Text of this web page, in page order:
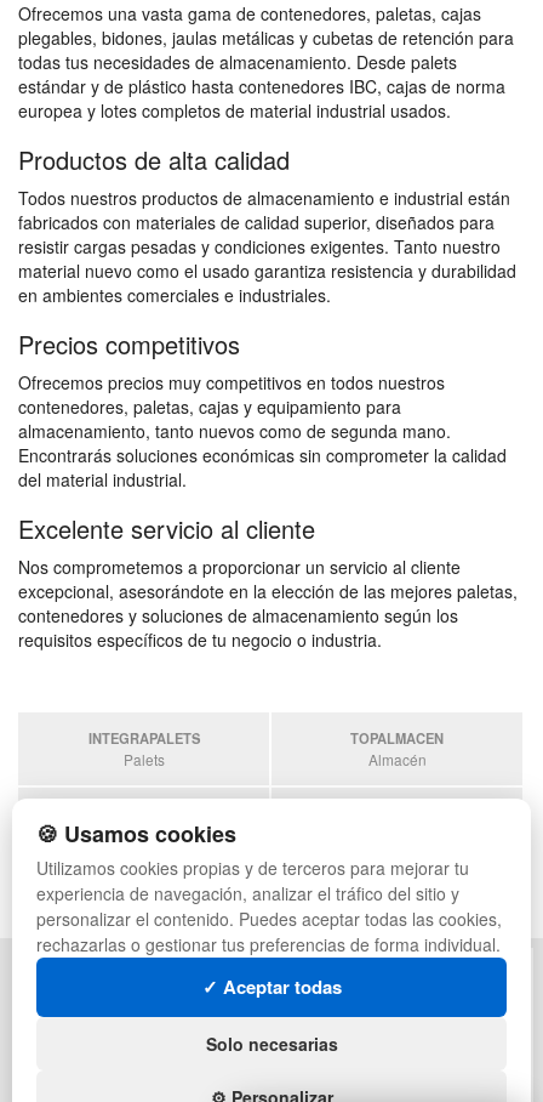
Ofrecemos una vasta gama de contenedores, paletas, cajas
plegables, bidones, jaulas metálicas y cubetas de retención para
todas tus necesidades de almacenamiento. Desde palets
estándar y de plástico hasta contenedores IBC, cajas de norma
europea y lotes completos de material industrial usados.
Productos de alta calidad
Todos nuestros productos de almacenamiento e industrial están
fabricados con materiales de calidad superior, diseñados para
resistir cargas pesadas y condiciones exigentes. Tanto nuestro
material nuevo como el usado garantiza resistencia y durabilidad
en ambientes comerciales e industriales.
Precios competitivos
Ofrecemos precios muy competitivos en todos nuestros
contenedores, paletas, cajas y equipamiento para
almacenamiento, tanto nuevos como de segunda mano.
Encontrarás soluciones económicas sin comprometer la calidad
del material industrial.
Excelente servicio al cliente
Nos comprometemos a proporcionar un servicio al cliente
excepcional, asesorándote en la elección de las mejores paletas,
contenedores y soluciones de almacenamiento según los
requisitos específicos de tu negocio o industria.
INTEGRAPALETS
Palets
TOPALMACEN
Almacén
Sobrantes
ESTANTERIASKIT
Estanterias
POLÍTICA DE PRIVACIDAD
MAPA WEB
🍪 Usamos cookies
Utilizamos cookies propias y de terceros para mejorar tu
experiencia de navegación, analizar el tráfico del sitio y
personalizar el contenido. Puedes aceptar todas las cookies,
rechazarlas o gestionar tus preferencias de forma individual.
✓ Aceptar todas
Solo necesarias
⚙️ Personalizar